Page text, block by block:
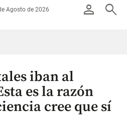
person search
Agosto de 2026
iban al
es la razón
cree que sí